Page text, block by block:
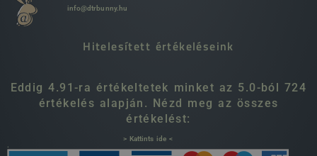
info@dtrbunny.hu
Hitelesített értékeléseink
Eddig 4.91-ra értékeltetek minket az 5.0-ból 724
értékelés alapján. Nézd meg az összes
értékelést:
.
> Kattints ide <